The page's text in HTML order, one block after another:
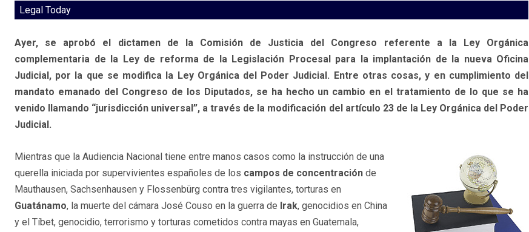
Legal Today
Ayer, se aprobó el dictamen de la Comisión de Justicia del Congreso referente a la Ley Orgánica
complementaria de la Ley de reforma de la Legislación Procesal para la implantación de la nueva Oficina
Judicial, por la que se modifica la Ley Orgánica del Poder Judicial. Entre otras cosas, y en cumplimiento del
mandato emanado del Congreso de los Diputados, se ha hecho un cambio en el tratamiento de lo que se ha
venido llamando “jurisdicción universal”, a través de la modificación del artículo 23 de la Ley Orgánica del Poder
Judicial.
Mientras que la Audiencia Nacional tiene entre manos casos como la instrucción de una
querella iniciada por supervivientes españoles de los campos de concentración de
Mauthausen, Sachsenhausen y Flossenbürg contra tres vigilantes, torturas en
Guatánamo, la muerte del cámara José Couso en la guerra de Irak, genocidios en China
y el Tíbet, genocidio, terrorismo y torturas cometidos contra mayas en Guatemala,